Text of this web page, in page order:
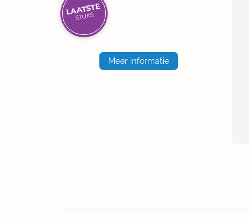
LAATSTE
STUKS
Meer informatie